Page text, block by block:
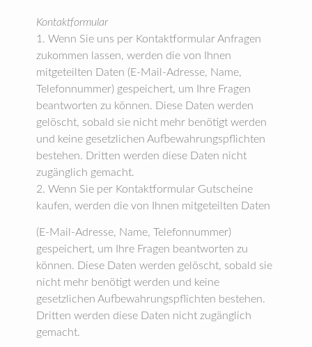
Kontaktformular
1. Wenn Sie uns per Kontaktformular Anfragen
zukommen lassen, werden die von Ihnen
mitgeteilten Daten (E-Mail-Adresse, Name,
Telefonnummer) gespeichert, um Ihre Fragen
beantworten zu können. Diese Daten werden
gelöscht, sobald sie nicht mehr benötigt werden
und keine gesetzlichen Aufbewahrungspflichten
bestehen. Dritten werden diese Daten nicht
zugänglich gemacht.
2. Wenn Sie per Kontaktformular Gutscheine
kaufen, werden die von Ihnen mitgeteilten Daten
(E-Mail-Adresse, Name, Telefonnummer)
gespeichert, um Ihre Fragen beantworten zu
können. Diese Daten werden gelöscht, sobald sie
nicht mehr benötigt werden und keine
gesetzlichen Aufbewahrungspflichten bestehen.
Dritten werden diese Daten nicht zugänglich
gemacht.